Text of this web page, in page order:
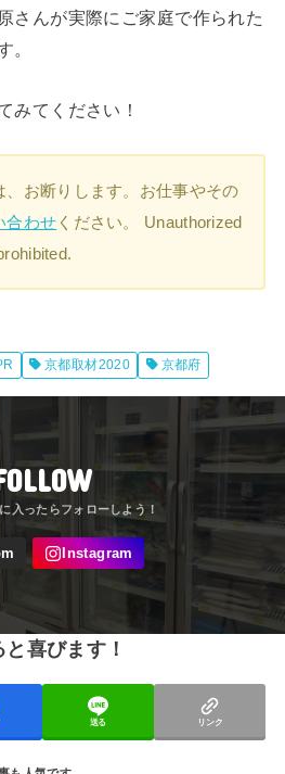
さんが実際にご家庭で作られた
。
みてください！
、お断りします。お仕事やその
合わせ ください。 Unauthorized
京都取材2020 京都府
喜びます！
送る リンク